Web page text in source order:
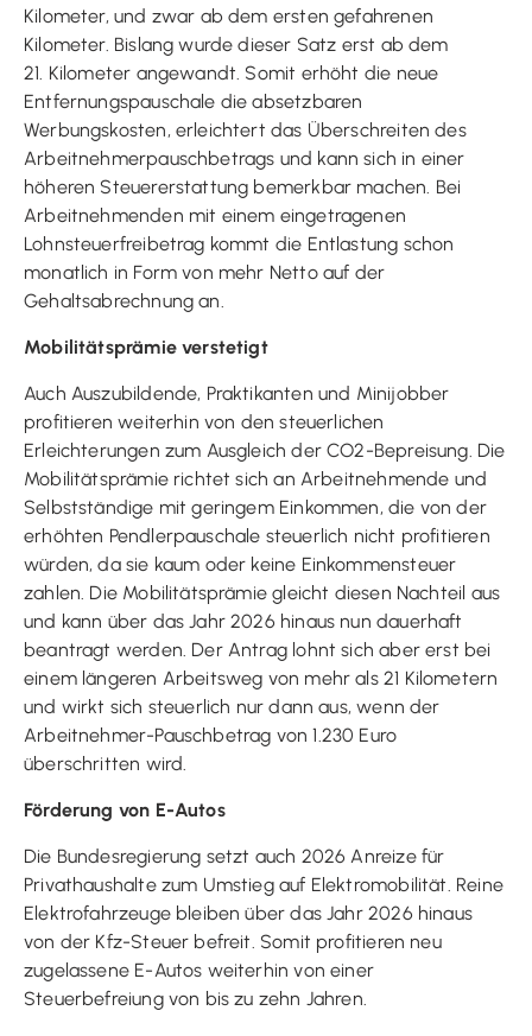
Kilometer, und zwar ab dem ersten gefahrenen
Kilometer. Bislang wurde dieser Satz erst ab dem
21. Kilometer angewandt. Somit erhöht die neue
Entfernungspauschale die absetzbaren
Werbungskosten, erleichtert das Überschreiten des
Arbeitnehmerpauschbetrags und kann sich in einer
höheren Steuererstattung bemerkbar machen. Bei
Arbeitnehmenden mit einem eingetragenen
Lohnsteuerfreibetrag kommt die Entlastung schon
monatlich in Form von mehr Netto auf der
Gehaltsabrechnung an.
Mobilitätsprämie verstetigt
Auch Auszubildende, Praktikanten und Minijobber
profitieren weiterhin von den steuerlichen
Erleichterungen zum Ausgleich der CO2-Bepreisung. Die
Mobilitätsprämie richtet sich an Arbeitnehmende und
Selbstständige mit geringem Einkommen, die von der
erhöhten Pendlerpauschale steuerlich nicht profitieren
würden, da sie kaum oder keine Einkommensteuer
zahlen. Die Mobilitätsprämie gleicht diesen Nachteil aus
und kann über das Jahr 2026 hinaus nun dauerhaft
beantragt werden. Der Antrag lohnt sich aber erst bei
einem längeren Arbeitsweg von mehr als 21 Kilometern
und wirkt sich steuerlich nur dann aus, wenn der
Arbeitnehmer-Pauschbetrag von 1.230 Euro
überschritten wird.
Förderung von E-Autos
Die Bundesregierung setzt auch 2026 Anreize für
Privathaushalte zum Umstieg auf Elektromobilität. Reine
Elektrofahrzeuge bleiben über das Jahr 2026 hinaus
von der Kfz-Steuer befreit. Somit profitieren neu
zugelassene E-Autos weiterhin von einer
Steuerbefreiung von bis zu zehn Jahren.